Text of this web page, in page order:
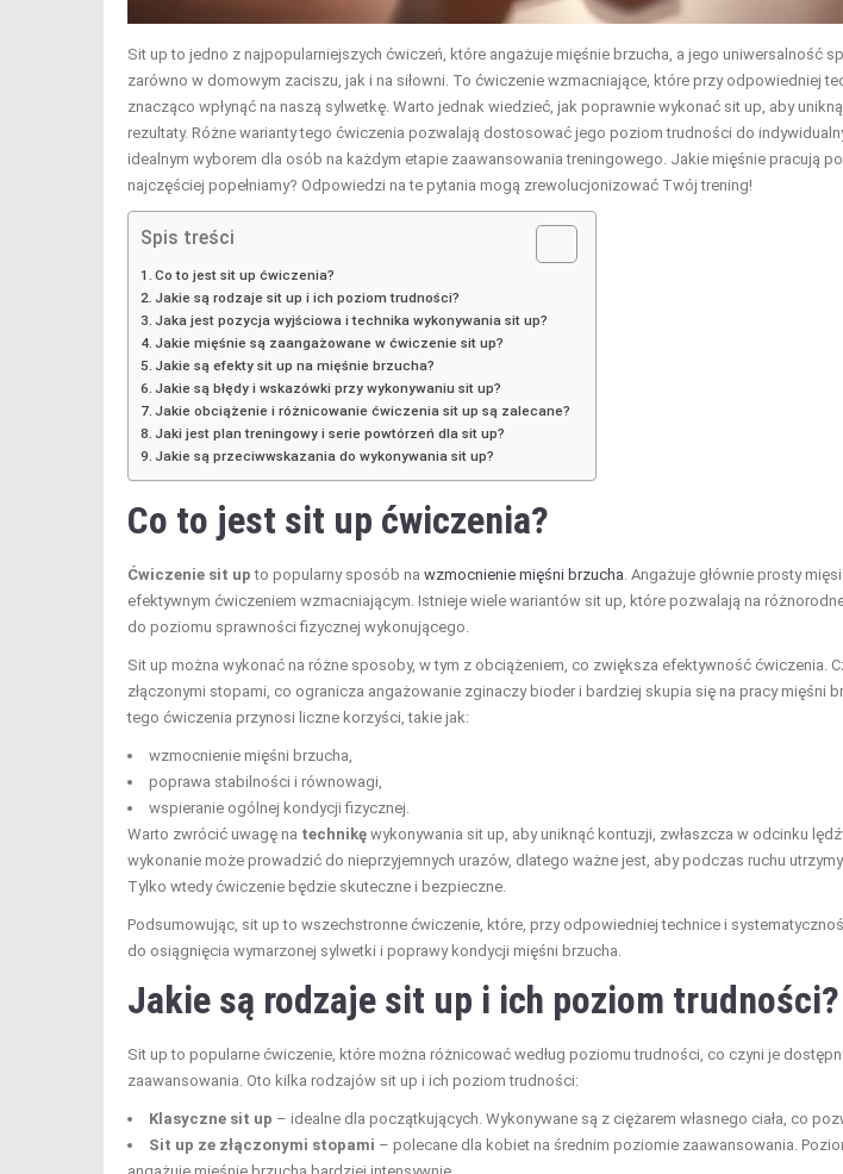
Sit up to jedno z najpopularniejszych ćwiczeń, które angażuje mięśnie brzucha, a jego uniwersalność
zarówno w domowym zaciszu, jak i na siłowni. To ćwiczenie wzmacniające, które przy odpowiedniej
znacząco wpłynąć na naszą sylwetkę. Warto jednak wiedzieć, jak poprawnie wykonać sit up, aby
rezultaty. Różne warianty tego ćwiczenia pozwalają dostosować jego poziom trudności do
idealnym wyborem dla osób na każdym etapie zaawansowania treningowego. Jakie mięśnie pracują
najczęściej popełniamy? Odpowiedzi na te pytania mogą zrewolucjonizować Twój trening!
Spis treści
Co to jest sit up ćwiczenia?
Jakie są rodzaje sit up i ich poziom trudności?
Jaka jest pozycja wyjściowa i technika wykonywania sit up?
Jakie mięśnie są zaangażowane w ćwiczenie sit up?
Jakie są efekty sit up na mięśnie brzucha?
Jakie są błędy i wskazówki przy wykonywaniu sit up?
Jakie obciążenie i różnicowanie ćwiczenia sit up są zalecane?
Jaki jest plan treningowy i serie powtórzeń dla sit up?
Jakie są przeciwwskazania do wykonywania sit up?
Co to jest sit up ćwiczenia?
Ćwiczenie sit up to popularny sposób na wzmocnienie mięśni brzucha . Angażuje głównie prosty
efektywnym ćwiczeniem wzmacniającym. Istnieje wiele wariantów sit up, które pozwalają na
do poziomu sprawności fizycznej wykonującego.
Sit up można wykonać na różne sposoby, w tym z obciążeniem, co zwiększa efektywność ćwiczenia.
złączonymi stopami, co ogranicza angażowanie zginaczy bioder i bardziej skupia się na pracy mięśni
tego ćwiczenia przynosi liczne korzyści, takie jak:
wzmocnienie mięśni brzucha,
poprawa stabilności i równowagi,
wspieranie ogólnej kondycji fizycznej.
Warto zwrócić uwagę na technikę wykonywania sit up, aby uniknąć kontuzji, zwłaszcza w odcinku
wykonanie może prowadzić do nieprzyjemnych urazów, dlatego ważne jest, aby podczas ruchu
Tylko wtedy ćwiczenie będzie skuteczne i bezpieczne.
Podsumowując, sit up to wszechstronne ćwiczenie, które, przy odpowiedniej technice i
do osiągnięcia wymarzonej sylwetki i poprawy kondycji mięśni brzucha.
Jakie są rodzaje sit up i ich poziom trudności?
Sit up to popularne ćwiczenie, które można różnicować według poziomu trudności, co czyni je
zaawansowania. Oto kilka rodzajów sit up i ich poziom trudności:
Klasyczne sit up – idealne dla początkujących. Wykonywane są z ciężarem własnego ciała, co
Sit up ze złączonymi stopami – polecane dla kobiet na średnim poziomie zaawansowania.